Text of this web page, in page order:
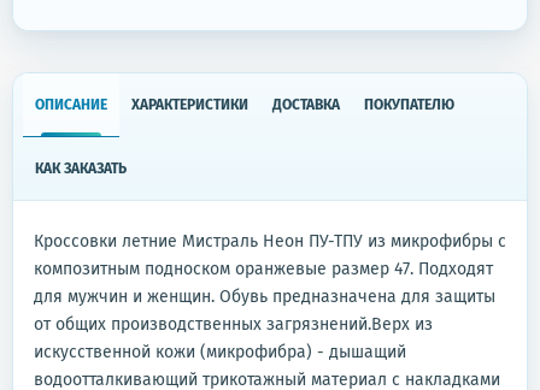
ОПИСАНИЕ ХАРАКТЕРИСТИКИ ДОСТАВКА ПОКУПАТЕЛЮ
КАК ЗАКАЗАТЬ
Кроссовки летние Мистраль Неон ПУ-ТПУ из микрофибры с
композитным подноском оранжевые размер 47. Подходят
для мужчин и женщин. Обувь предназначена для защиты
от общих производственных загрязнений.Верх из
искусственной кожи (микрофибра) - дышащий
водоотталкивающий трикотажный материал с накладками